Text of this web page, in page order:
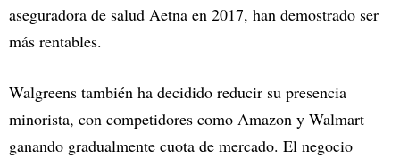
aseguradora de salud Aetna en 2017, han demostrado ser
más rentables.
Walgreens también ha decidido reducir su presencia
minorista, con competidores como Amazon y Walmart
ganando gradualmente cuota de mercado. El negocio